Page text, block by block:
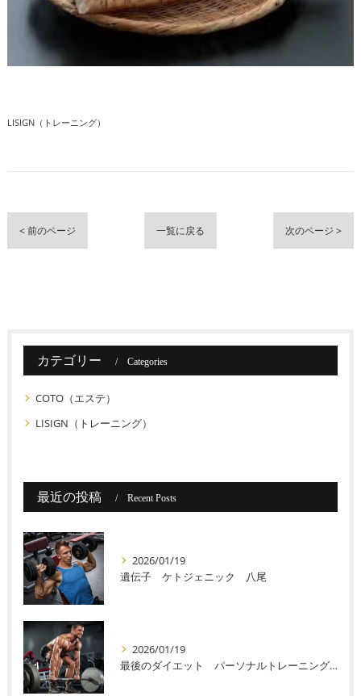
LISIGN（トレーニング）
< 前のページ 一覧に戻る 次のページ >
カテゴリー Categories
COTO（エステ）
LISIGN（トレーニング）
最近の投稿 Recent Posts
2026/01/19
遺伝子 ケトジェニック 八尾
2026/01/19
最後のダイエット パーソナルトレーニング 八尾